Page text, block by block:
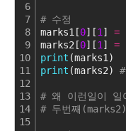
6
7
8
9
10
11
12
13
14
15
# 수정
marks1[0][1 ] =
marks2[0][1 ] =
print (marks1)
print (marks2)
# 왜 이런일이
# 두번째